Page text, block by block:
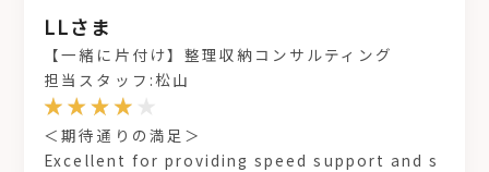
LLさま
【一緒に片付け】整理収納コンサルティング
担当スタッフ:松山
＜期待通りの満足＞
Excellent for providing speed support and s